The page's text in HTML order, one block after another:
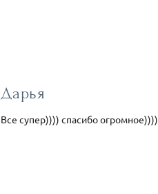
Дарья
Все супер)))) спасибо огромное))))